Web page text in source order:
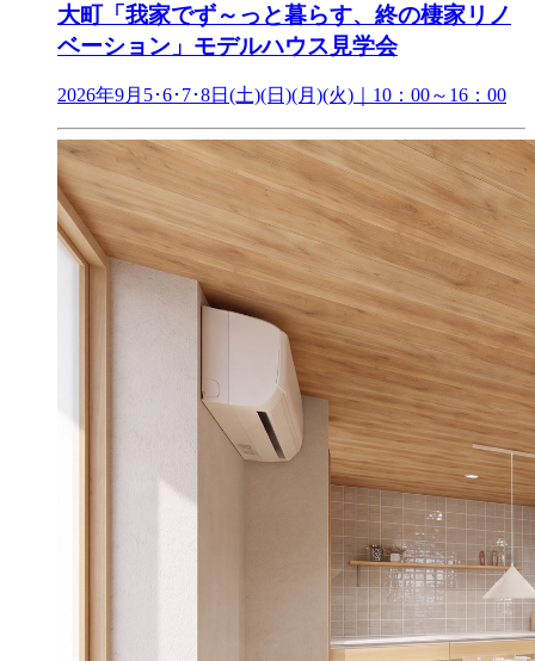
大町「我家でず～っと暮らす、終の棲家リノ
ベーション」モデルハウス見学会
2026年9月5･6･7･8日(土)(日)(月)(火)｜10：00～16：00